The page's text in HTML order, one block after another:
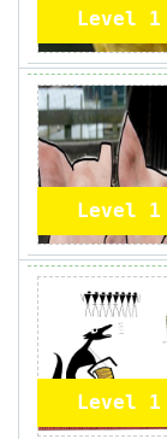
Level 1
Level 1
Level 1